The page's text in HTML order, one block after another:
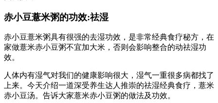
赤小豆薏米粥的功效:祛湿
赤小豆薏米粥具有很强的去湿功效，是非常经典食疗秘方，在
家做薏米赤小豆粥不宜加大米，否则会影响整合的动祛湿功
效。
人体内有湿气对我们的健康影响很大，湿气一重很多病都找了
上来。今天介绍一道深受养生达人推崇的祛湿经典食疗，薏米
赤小豆汤。告诉大家薏米赤小豆粥的做法及功效。